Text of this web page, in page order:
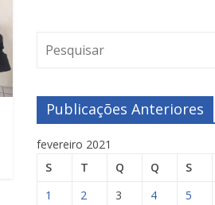
Publicações Anteriores
fevereiro 2021
S
T Q Q S
1
2 3 4 5